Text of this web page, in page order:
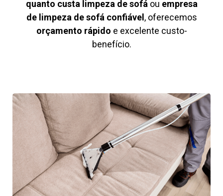
quanto custa limpeza de sofáou empresa
de limpeza de sofá confiável , oferecemos
orçamento rápido e excelente custo-
benefício.